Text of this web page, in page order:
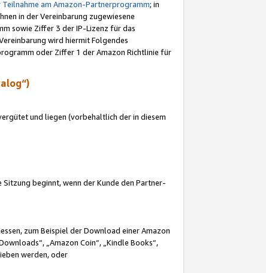
Teilnahme am Amazon-Partnerprogramm; in
in der Vereinbarung zugewiesene
sowie Ziffer 3 der IP-Lizenz für das
wird hiermit Folgendes
oder Ziffer 1 der Amazon Richtlinie für
und liegen (vorbehaltlich der in diesem
beginnt, wenn der Kunde den Partner-
zum Beispiel der Download einer Amazon
„Amazon Coin“, „Kindle Books“,
werden, oder